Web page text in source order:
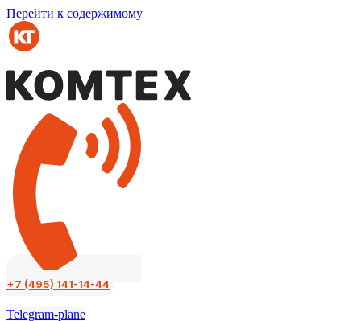
Перейти к содержимому
+7 (495) 141-14-44
Telegram-plane